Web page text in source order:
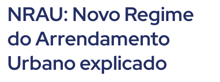
NRAU: Novo Regime
do Arrendamento
Urbano explicado